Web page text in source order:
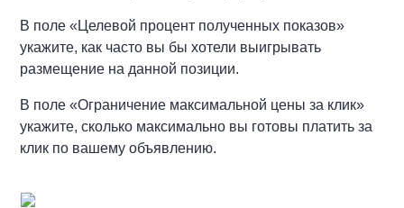
В поле «Целевой процент полученных показов»
укажите, как часто вы бы хотели выигрывать
размещение на данной позиции.
В поле «Ограничение максимальной цены за клик»
укажите, сколько максимально вы готовы платить за
клик по вашему объявлению.